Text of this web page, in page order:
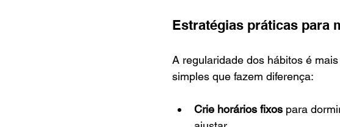
Estratégias práticas para
A regularidade dos hábitos é
simples que fazem diferença:
Crie horários fixos para